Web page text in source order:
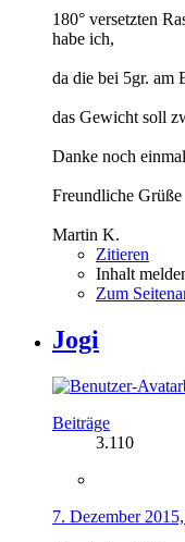
180° versetzten
habe ich,
da die bei 5gr. am
das Gewicht soll
Danke noch
Freundliche Grüße
Martin K.
Zitieren
Inhalt
Zum
Jogi
Beiträge
3.110
7. Dezember